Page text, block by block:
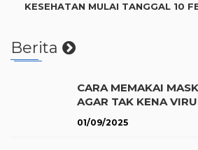
KESEHATAN MULAI TANGGAL 10
Berita
CARA MEMAKAI
AGAR TAK KENA
01/09/2025